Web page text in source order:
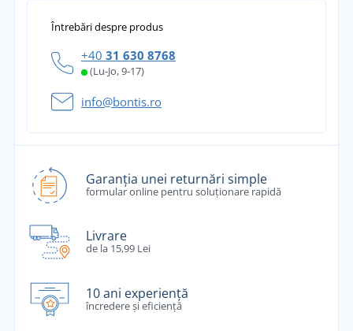
Întrebări despre produs
+40 31 630 8768
(Lu-Jo, 9-17)
info@bontis.ro
Garanția unei returnări simple
formular online pentru soluționare rapidă
Livrare
de la 15,99 Lei
10 ani experiență
încredere și eficiență